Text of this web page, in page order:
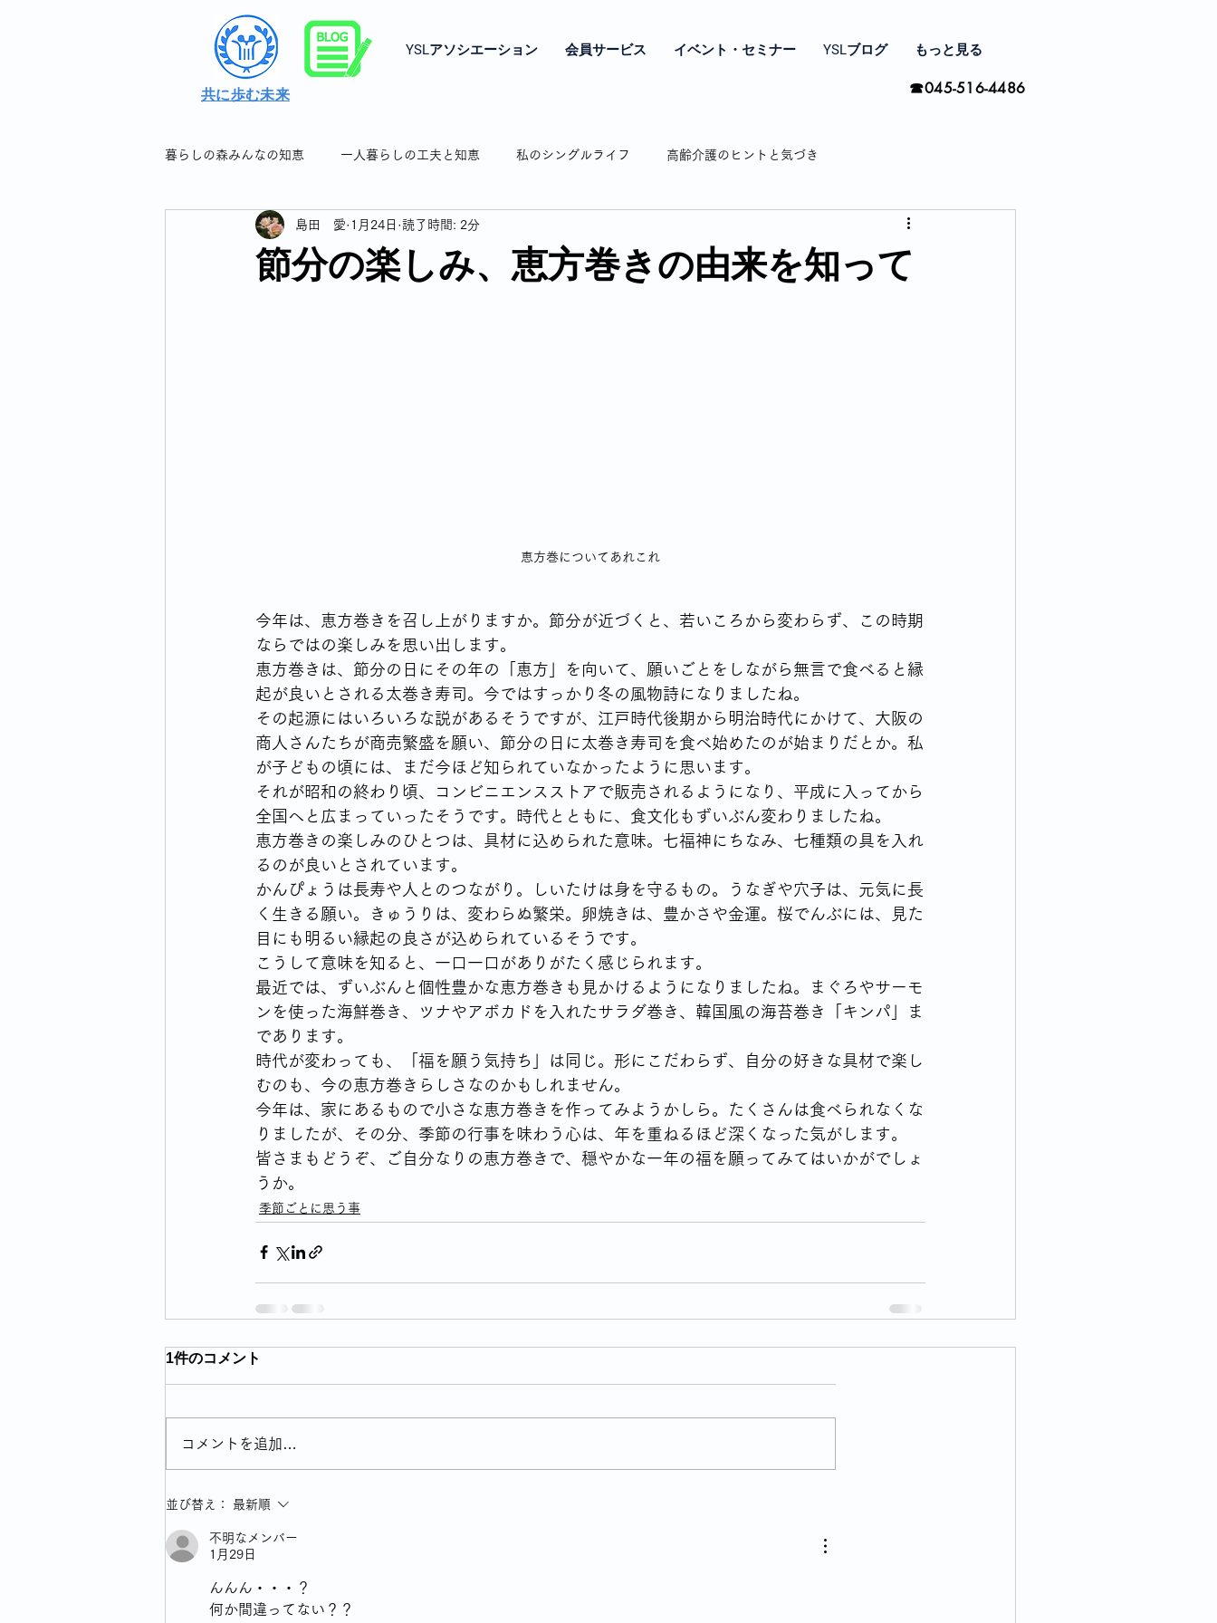
共に歩む未来
YSLアソシエーション 会員サービス イベント・セミナー YSLブログ もっと見る
☎045-516-4486
暮らしの森みんなの知恵 一人暮らしの工夫と知恵 私のシングルライフ 高齢介護のヒントと気づき
シングル女性の暮らしの知恵＆つぶやき シングル女性の年金とお金の話
節分の楽しみ、恵方巻きの由来を知って
島田 愛 1月24日 読了時間: 2分
恵方巻についてあれこれ
今年は、恵方巻きを召し上がりますか。節分が近づくと、若いころから変わらず、この時期
ならではの楽しみを思い出します。
恵方巻きは、節分の日にその年の「恵方」を向いて、願いごとをしながら無言で食べると縁
起が良いとされる太巻き寿司。今ではすっかり冬の風物詩になりましたね。
その起源にはいろいろな説があるそうですが、江戸時代後期から明治時代にかけて、大阪の
商人さんたちが商売繁盛を願い、節分の日に太巻き寿司を食べ始めたのが始まりだとか。私
が子どもの頃には、まだ今ほど知られていなかったように思います。
それが昭和の終わり頃、コンビニエンスストアで販売されるようになり、平成に入ってから
全国へと広まっていったそうです。時代とともに、食文化もずいぶん変わりましたね。
恵方巻きの楽しみのひとつは、具材に込められた意味。七福神にちなみ、七種類の具を入れ
るのが良いとされています。
かんぴょうは長寿や人とのつながり。しいたけは身を守るもの。うなぎや穴子は、元気に長
く生きる願い。きゅうりは、変わらぬ繁栄。卵焼きは、豊かさや金運。桜でんぶには、見た
目にも明るい縁起の良さが込められているそうです。
こうして意味を知ると、一口一口がありがたく感じられます。
最近では、ずいぶんと個性豊かな恵方巻きも見かけるようになりましたね。まぐろやサーモ
ンを使った海鮮巻き、ツナやアボカドを入れたサラダ巻き、韓国風の海苔巻き「キンパ」ま
であります。
時代が変わっても、「福を願う気持ち」は同じ。形にこだわらず、自分の好きな具材で楽し
むのも、今の恵方巻きらしさなのかもしれません。
今年は、家にあるもので小さな恵方巻きを作ってみようかしら。たくさんは食べられなくな
りましたが、その分、季節の行事を味わう心は、年を重ねるほど深くなった気がします。
皆さまもどうぞ、ご自分なりの恵方巻きで、穏やかな一年の福を願ってみてはいかがでしょ
うか。
季節ごとに思う事
1件のコメント
コメントを追加…
並び替え： 最新順
不明なメンバー
1月29日
んんん・・・？
何か間違ってない？？